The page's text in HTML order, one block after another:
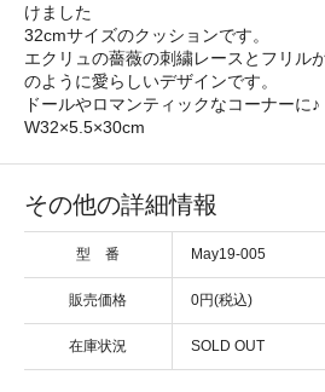
けました
32cmサイズのクッションです。
エクリュの薔薇の刺繍レースとフリル
のように愛らしいデザインです。
ドールやロマンティックなコーナーに♪
W32×5.5×30cm
その他の詳細情報
型 番 May19-005
販売価格 0円(税込)
在庫状況 SOLD OUT